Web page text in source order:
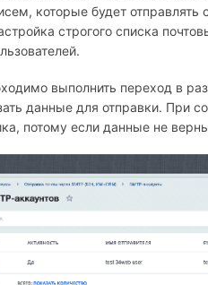
которые будет
строгого списка
выполнить переход в
данные для отправки. При
потому если данные не